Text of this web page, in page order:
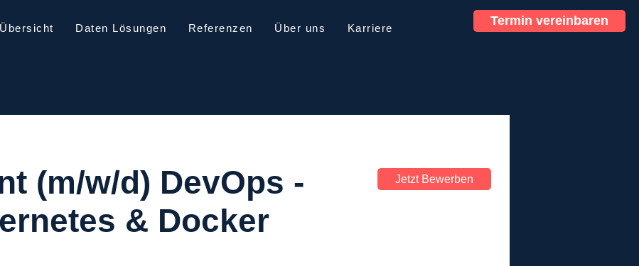
Übersicht Daten Lösungen Referenzen Über uns Karriere
Termin vereinbaren
(m/w/d) DevOps -
& Docker
Jetzt Bewerben